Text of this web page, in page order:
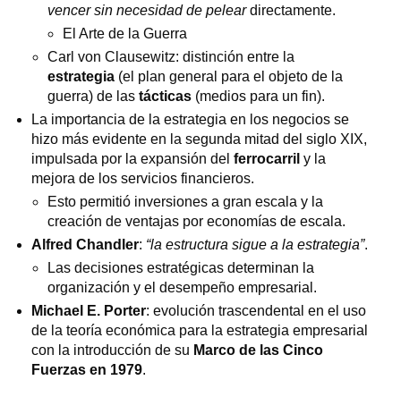
vencer sin necesidad de peleardirectamente.
El Arte de la Guerra
Carl von Clausewitz: distinción entre la
estrategia(el plan general para el objeto de la
guerra) de las tácticas(medios para un fin).
La importancia de la estrategia en los negocios se
hizo más evidente en la segunda mitad del siglo XIX,
impulsada por la expansión delferrocarril y la
mejora de los servicios financieros.
Esto permitió inversiones a gran escala y la
creación de ventajas por economías de escala.
Alfred Chandler: “la estructura sigue a la estrategia”.
Las decisiones estratégicas determinan la
organización y el desempeño empresarial.
Michael E. Porter: evolución trascendental en el uso
de la teoría económica para la estrategia empresarial
con la introducción de su Marco de las Cinco
Fuerzas en 1979.